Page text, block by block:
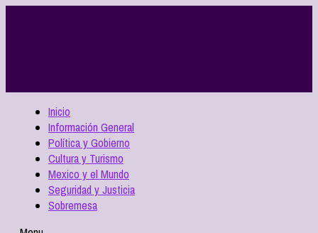
Inicio
Información General
Política y Gobierno
Cultura y Turismo
Mexico y el Mundo
Seguridad y Justicia
Sobremesa